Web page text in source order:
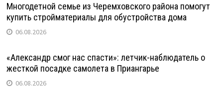
Многодетной семье из Черемховского района помогут
купить стройматериалы для обустройства дома
06.08.2026
«Александр смог нас спасти»: летчик-наблюдатель о
жесткой посадке самолета в Приангарье
06.08.2026